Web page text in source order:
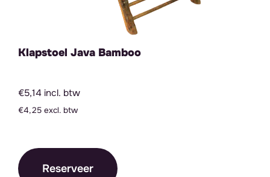
Klapstoel Java Bamboo
€5,14 incl. btw
€4,25 excl. btw
Reserveer